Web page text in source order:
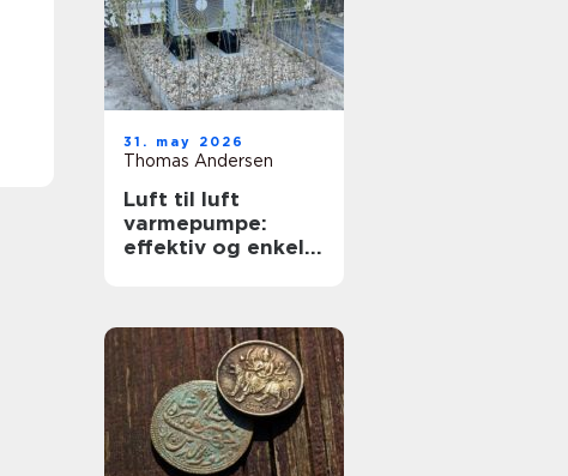
31. may 2026
Thomas Andersen
Luft til luft
varmepumpe:
effektiv og enkel